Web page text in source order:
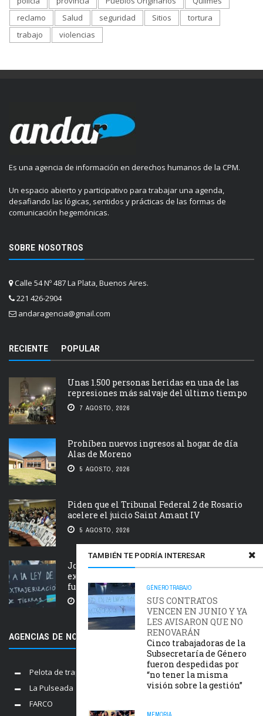
TAMBIÉN TE PODRÍA INTERESAR
GÉNEROTRABAJO
SUS CONTRATOS
VENCEN EN JUNIO Y YA
LES AVISARON QUE NO
RENOVARÁN
Cinco trabajadoras de la
Subsecretaría de Género
fueron despedidas por
“no tener la misma
visión sobre la gestión”
reclamo
Salud seguridad Sitios
tortura
trabajo
violencias
Es una agencia de información en derechos humanos de la CPM.
Un espacio abierto y participativo para trabajar una agenda,
desafiando las lógicas, sentidos y prácticas de las formas de
comunicación hegemónicas.
SOBRE NOSOTROS
Calle 54 Nº 487 La Plata, Buenos Aires.
221 426-2904
andaragencia@gmail.com
RECIENTE POPULAR
Unas 1.500 personas heridas en una de las
represiones más salvaje del último tiempo
7 AGOSTO, 2026
Prohíben nuevos ingresos al hogar de día
Alas de Moreno
5 AGOSTO, 2026
Piden que el Tribunal Federal 2 de Rosario
acelere el juicio Saint Amant IV
5 AGOSTO, 2026
Jornada nacional en rechazo a la
extranjerización de tierras, manejo del
fuego y desalojos
5 AGOSTO, 2026
AGENCIAS DE NOTICIAS AMIGAS
Pelota de trapo
La Pulseada
FARCO